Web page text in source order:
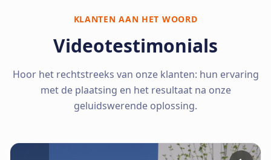
KLANTEN AAN HET WOORD
Videotestimonials
Hoor het rechtstreeks van onze klanten: hun ervaring
met de plaatsing en het resultaat na onze
geluidswerende oplossing.